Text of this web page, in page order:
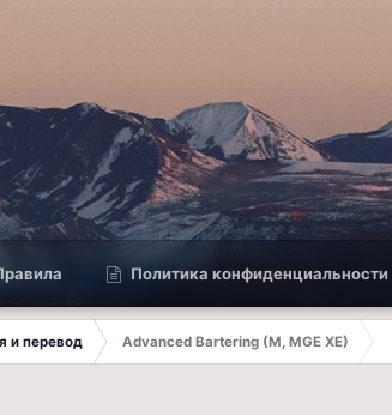
Политика конфиденциальности
и перевод
Advanced Bartering (M, MGE XE)